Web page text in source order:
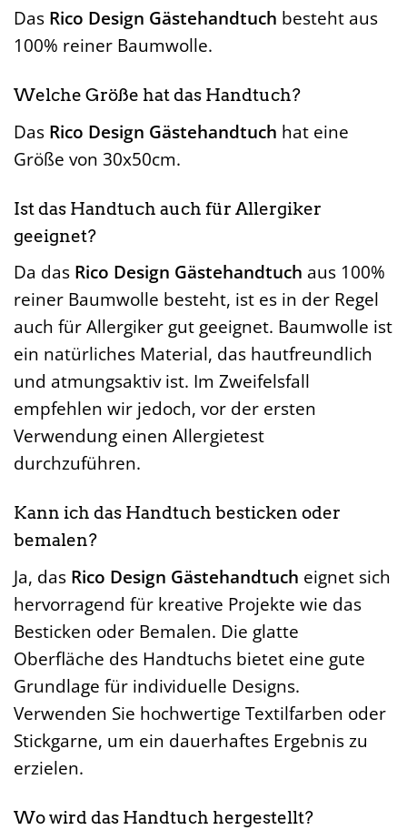
Das Rico Design Gästehandtuch besteht aus
100% reiner Baumwolle.
Welche Größe hat das Handtuch?
Das Rico Design Gästehandtuch hat eine
Größe von 30x50cm.
Ist das Handtuch auch für Allergiker
geeignet?
Da das Rico Design Gästehandtuch aus 100%
reiner Baumwolle besteht, ist es in der Regel
auch für Allergiker gut geeignet. Baumwolle ist
ein natürliches Material, das hautfreundlich
und atmungsaktiv ist. Im Zweifelsfall
empfehlen wir jedoch, vor der ersten
Verwendung einen Allergietest
durchzuführen.
Kann ich das Handtuch besticken oder
bemalen?
Ja, das Rico Design Gästehandtuch eignet sich
hervorragend für kreative Projekte wie das
Besticken oder Bemalen. Die glatte
Oberfläche des Handtuchs bietet eine gute
Grundlage für individuelle Designs.
Verwenden Sie hochwertige Textilfarben oder
Stickgarne, um ein dauerhaftes Ergebnis zu
erzielen.
Wo wird das Handtuch hergestellt?